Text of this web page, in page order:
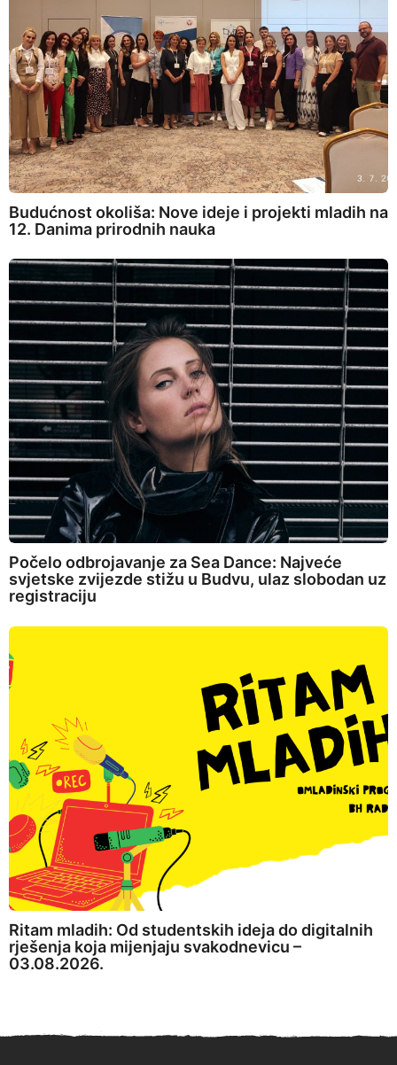
Budućnost okoliša: Nove ideje i projekti mladih na
12. Danima prirodnih nauka
Počelo odbrojavanje za Sea Dance: Najveće
svjetske zvijezde stižu u Budvu, ulaz slobodan uz
registraciju
Ritam mladih: Od studentskih ideja do digitalnih
rješenja koja mijenjaju svakodnevicu –
03.08.2026.